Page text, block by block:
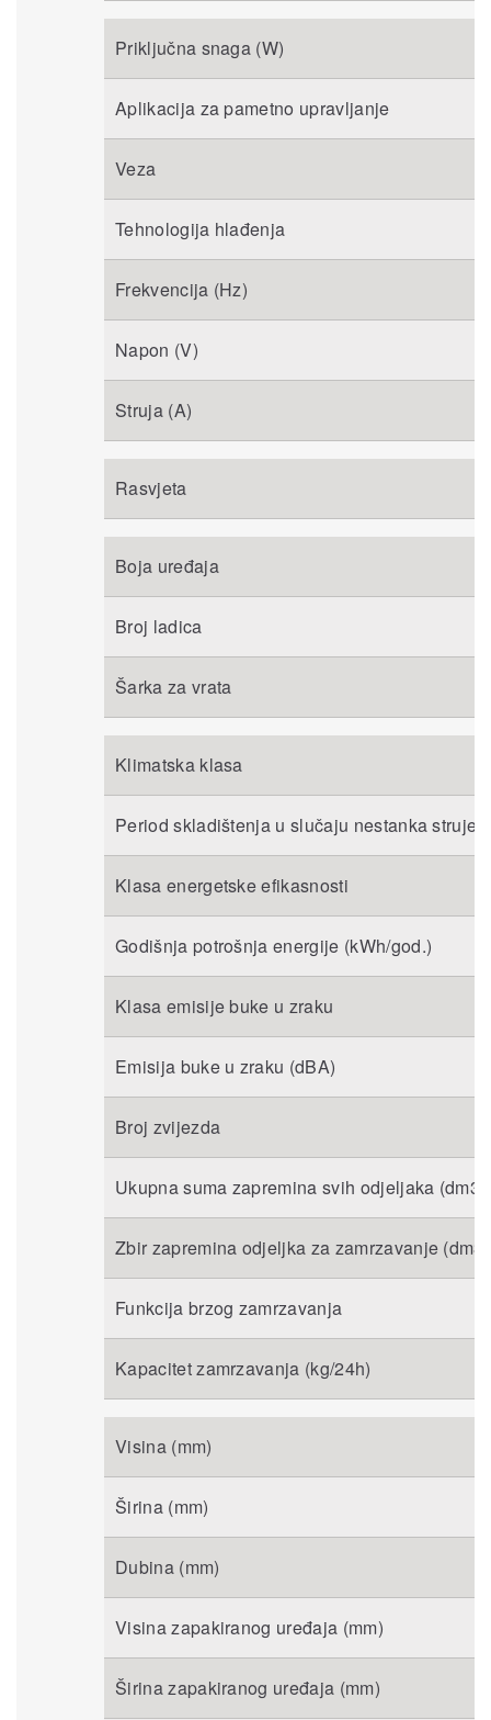
Priključna snaga (W)
Aplikacija za pametno upravljanje
Veza
Tehnologija hlađenja
Frekvencija (Hz)
Napon (V)
Struja (A)
Rasvjeta
Boja uređaja
Broj ladica
Šarka za vrata
Klimatska klasa
Period skladištenja u slučaju nestanka struje
Klasa energetske efikasnosti
Godišnja potrošnja energije (kWh/god.)
Klasa emisije buke u zraku
Emisija buke u zraku (dBA)
Broj zvijezda
Ukupna suma zapremina svih odjeljaka (dm3
Zbir zapremina odjeljka za zamrzavanje (dm3
Funkcija brzog zamrzavanja
Kapacitet zamrzavanja (kg/24h)
Visina (mm)
Širina (mm)
Dubina (mm)
Visina zapakiranog uređaja (mm)
Širina zapakiranog uređaja (mm)